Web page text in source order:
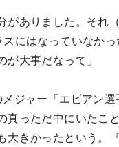
がありました。それ
にはなっていなか
大事だなって」
ジャー「エビアン
真っただ中にいたこ
大きかったという。